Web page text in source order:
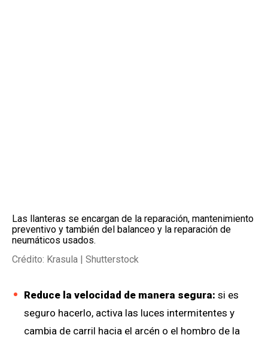
Las llanteras se encargan de la reparación, mantenimiento
preventivo y también del balanceo y la reparación de
neumáticos usados.
Crédito: Krasula | Shutterstock
Reduce la velocidad de manera segura: si es
seguro hacerlo, activa las luces intermitentes y
cambia de carril hacia el arcén o el hombro de la